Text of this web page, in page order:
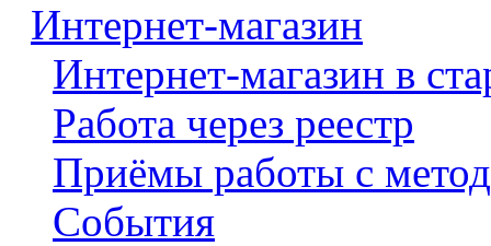
Интернет-магазин
Интернет-магазин в
Работа через реестр
Приёмы работы с
События